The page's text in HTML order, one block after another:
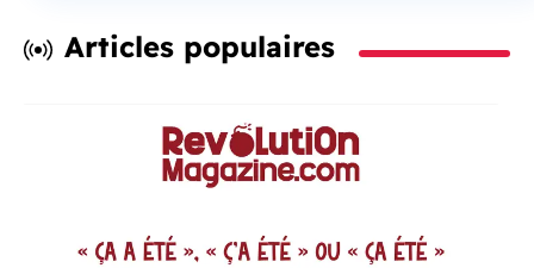
Articles populaires